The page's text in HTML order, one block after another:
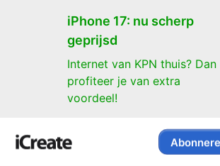
iPhone 17: nu scherp
geprijsd
Internet van KPN thuis? Dan
profiteer je van extra
voordeel!